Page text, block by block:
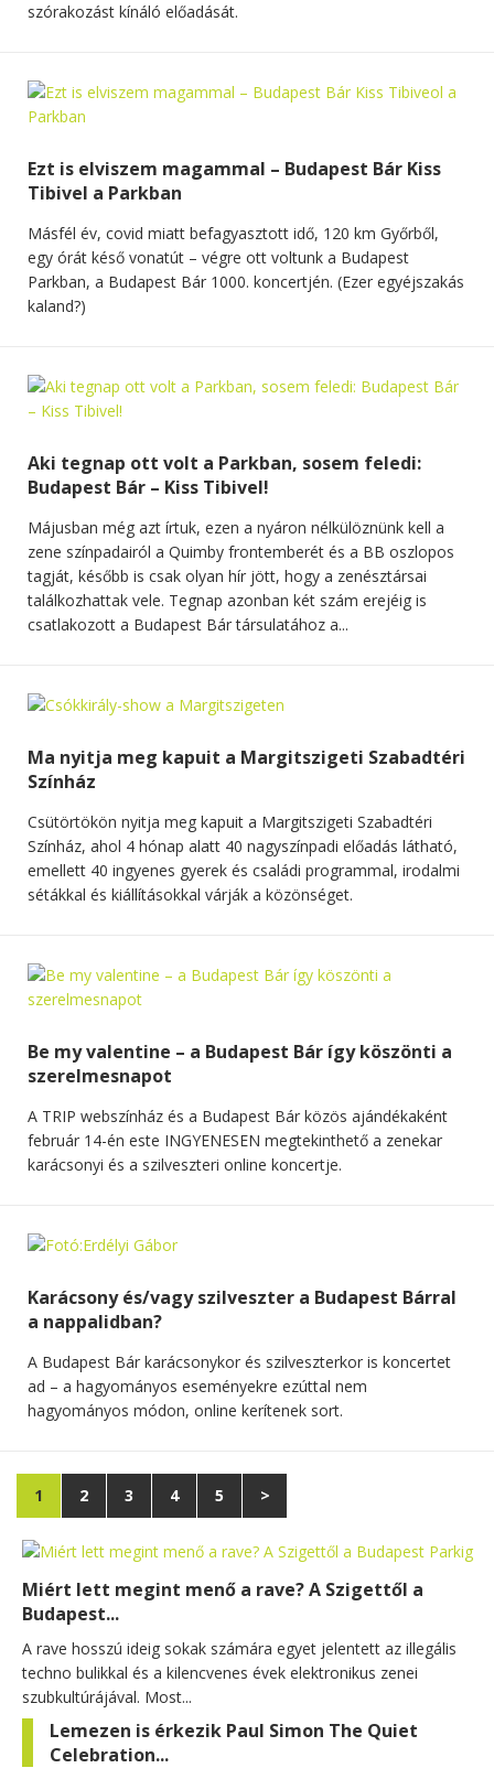
szórakozást kínáló előadását.
Ezt is elviszem magammal – Budapest Bár Kiss
Tibivel a Parkban
Másfél év, covid miatt befagyasztott idő, 120 km Győrből,
egy órát késő vonatút – végre ott voltunk a Budapest
Parkban, a Budapest Bár 1000. koncertjén. (Ezer egyéjszakás
kaland?)
Aki tegnap ott volt a Parkban, sosem feledi:
Budapest Bár – Kiss Tibivel!
Májusban még azt írtuk, ezen a nyáron nélkülöznünk kell a
zene színpadairól a Quimby frontemberét és a BB oszlopos
tagját, később is csak olyan hír jött, hogy a zenésztársai
találkozhattak vele. Tegnap azonban két szám erejéig is
csatlakozott a Budapest Bár társulatához a...
Ma nyitja meg kapuit a Margitszigeti Szabadtéri
Színház
Csütörtökön nyitja meg kapuit a Margitszigeti Szabadtéri
Színház, ahol 4 hónap alatt 40 nagyszínpadi előadás látható,
emellett 40 ingyenes gyerek és családi programmal, irodalmi
sétákkal és kiállításokkal várják a közönséget.
Be my valentine – a Budapest Bár így köszönti a
szerelmesnapot
A TRIP webszínház és a Budapest Bár közös ajándékaként
február 14-én este INGYENESEN megtekinthető a zenekar
karácsonyi és a szilveszteri online koncertje.
Karácsony és/vagy szilveszter a Budapest Bárral
a nappalidban?
A Budapest Bár karácsonykor és szilveszterkor is koncertet
ad – a hagyományos eseményekre ezúttal nem
hagyományos módon, online kerítenek sort.
1 2 3 4 5 >
Miért lett megint menő a rave? A Szigettől a
Budapest...
A rave hosszú ideig sokak számára egyet jelentett az illegális
techno bulikkal és a kilencvenes évek elektronikus zenei
szubkultúrájával. Most...
Lemezen is érkezik Paul Simon The Quiet
Celebration...